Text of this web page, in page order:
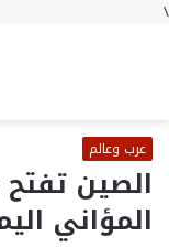
\
عرب وعالم
الصين
المؤاني